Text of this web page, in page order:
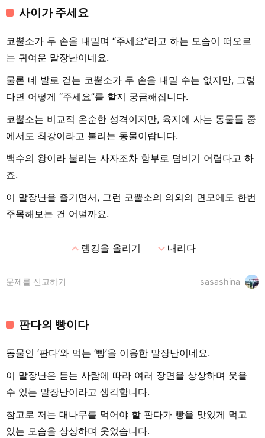
사이가 주세요
코뿔소가 두 손을 내밀며 “주세요”라고 하는 모습이 떠오르
는 귀여운 말장난이네요.
물론 네 발로 걷는 코뿔소가 두 손을 내밀 수는 없지만, 그렇
다면 어떻게 “주세요”를 할지 궁금해집니다.
코뿔소는 비교적 온순한 성격이지만, 육지에 사는 동물들 중
에서도 최강이라고 불리는 동물이랍니다.
백수의 왕이라 불리는 사자조차 함부로 덤비기 어렵다고 하
죠.
이 말장난을 즐기면서, 그런 코뿔소의 의외의 면모에도 한번
주목해보는 건 어떨까요.
expand_less랭킹을 올리기 expand_more내리다
sasashina
문제를 신고하기
판다의 빵이다
동물인 ‘판다’와 먹는 ‘빵’을 이용한 말장난이네요.
이 말장난은 듣는 사람에 따라 여러 장면을 상상하며 웃을
수 있는 말장난이라고 생각합니다.
참고로 저는 대나무를 먹어야 할 판다가 빵을 맛있게 먹고
있는 모습을 상상하며 웃었습니다.